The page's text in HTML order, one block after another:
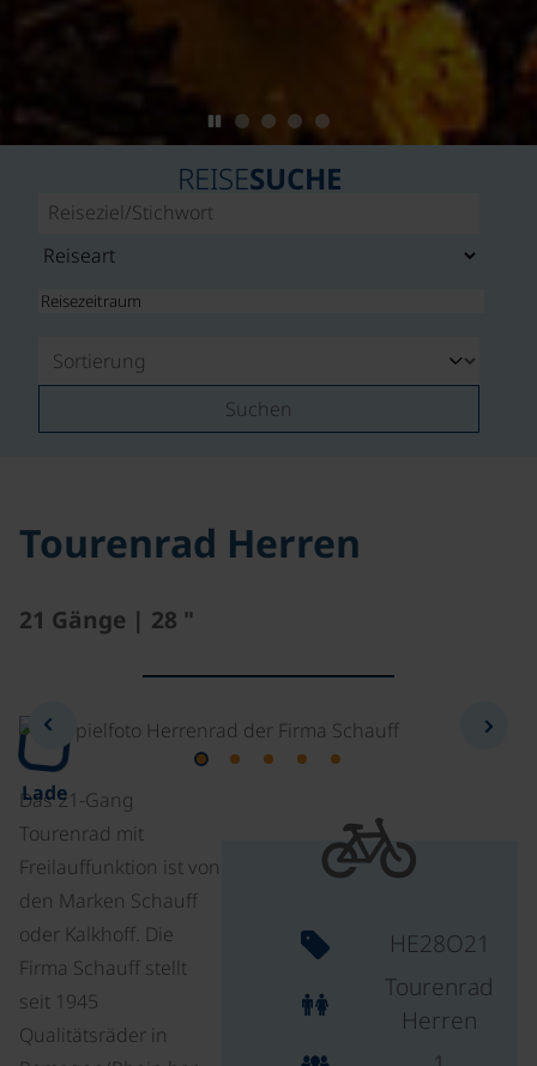
REISESUCHE
Suchen
Tourenrad Herren
21 Gänge | 28 "
Lade
Das 21-Gang
Tourenrad mit
Freilauffunktion ist von
den Marken Schauff
oder Kalkhoff. Die
Firma Schauff stellt
seit 1945
Qualitätsräder in
HE28O21
Tourenrad
Herren